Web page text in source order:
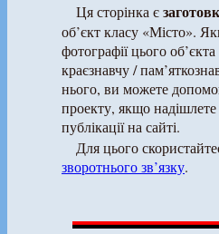
Ця сторінка є
об’єкт класу «Місто».
фотографії цього
краєзнавчу /
нього, ви можете
проекту, якщо надішлете
публікації на сайті.
Для цього
зворотнього зв’язку.